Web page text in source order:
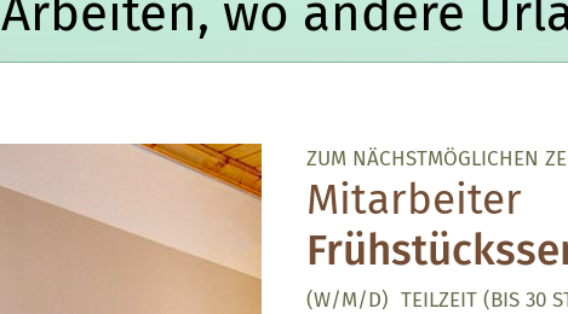
Arbeiten, wo andere
ZUM NÄCHSTMÖGLICHEN
Mitarbeiter
(W/M/D) TEILZEIT (BIS 30